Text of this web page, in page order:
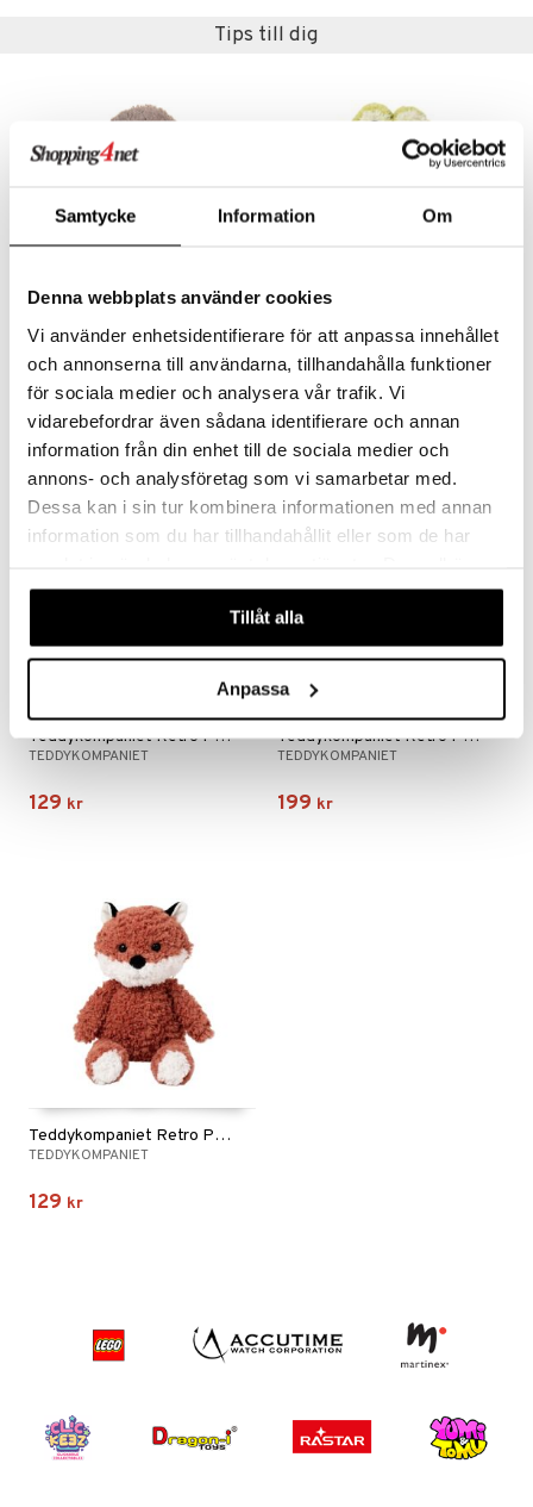
Samtycke Information Om
Denna webbplats använder cookies
Vi använder enhetsidentifierare för att anpassa innehållet
och annonserna till användarna, tillhandahålla funktioner
för sociala medier och analysera vår trafik. Vi
vidarebefordrar även sådana identifierare och annan
information från din enhet till de sociala medier och
annons- och analysföretag som vi samarbetar med.
Dessa kan i sin tur kombinera informationen med annan
information som du har tillhandahållit eller som de har
våra cookies vid fortsatt användande av vår webbplats.
Tillåt alla
Anpassa
Tips till dig
Teddykompaniet Retro Pals Apa
TEDDYKOMPANIET
129 kr
Teddykompaniet Retro Pals Groda
TEDDYKOMPANIET
129 kr
Teddykompaniet Retro Pals Kanin
TEDDYKOMPANIET
129 kr
Teddykompaniet Retro Pals Kanin Stor
TEDDYKOMPANIET
199 kr
Teddykompaniet Retro Pals Räv
TEDDYKOMPANIET
129 kr